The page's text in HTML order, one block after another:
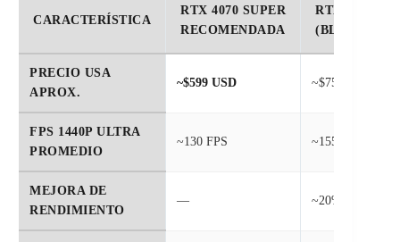
CARACTERÍSTICA
RTX 4070 SUPER
RECOMENDADA
RTX 5070
PRECIO USA
APROX.
~$599 USD ~$750–800 USD
FPS 1440P ULTRA
PROMEDIO
~130 FPS ~155–160 FPS
MEJORA DE
RENDIMIENTO
— ~20% más